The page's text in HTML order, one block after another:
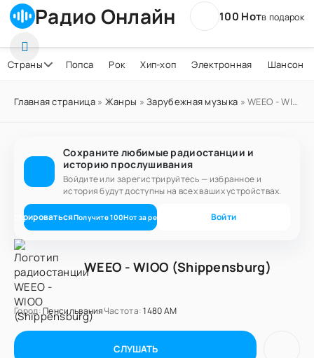
Радио Онлайн 100 Нотв подарок
Страны Попса Рок Хип-хоп Электронная Шансон
Главная страница» Жанры »Зарубежная музыка » WEEO - WIOO (Shippensburg)
Сохраните любимые радиостанции и
историю прослушивания
Войдите или зарегистрируйтесь — избранное и
история будут доступны на всех ваших устройствах.
Получите100Нот за регистрацию Войти
WEEO - WIOO (Shippensburg)
Город:ПенсильванияЧастота: 1480 AM
СЛУШАТЬ